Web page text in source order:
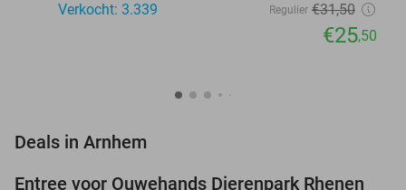
Verkocht: 3.339
Regulier €31,50
€25,50
Deals in Arnhem
Entree voor Ouwehands Dierenpark Rhenen